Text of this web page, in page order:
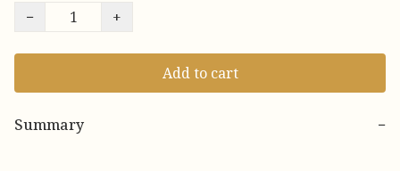
−
+
Add to cart
Summary −